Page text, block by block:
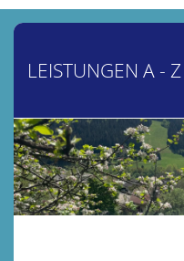
LEISTUNGEN A - Z